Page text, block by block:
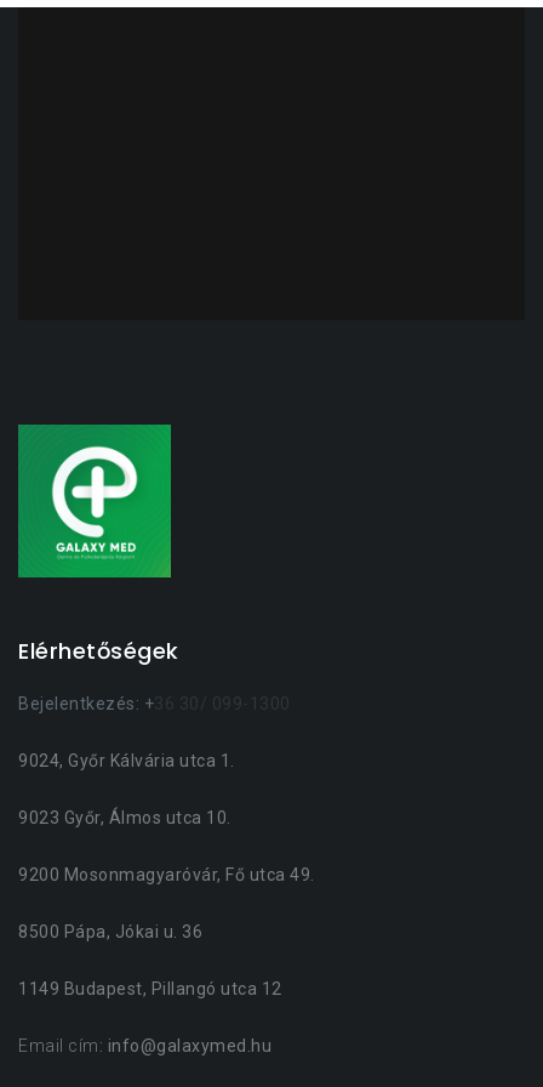
Elérhetőségek
Bejelentkezés: +36 30/ 099-1300
9024, Győr Kálvária utca 1.
9023 Győr, Álmos utca 10.
9200 Mosonmagyaróvár, Fő utca 49.
8500 Pápa, Jókai u. 36
1149 Budapest, Pillangó utca 12
Email cím: info@galaxymed.hu